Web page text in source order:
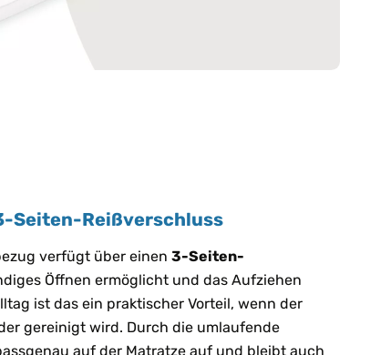
Seiten-Reißverschluss
verfügt über einen 3-Seiten-
Öffnen ermöglicht und das Aufziehen
ist das ein praktischer Vorteil, wenn der
gereinigt wird. Durch die umlaufende
auf der Matratze auf und bleibt auch